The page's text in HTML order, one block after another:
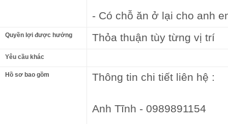
- Có chỗ ăn ở lại cho anh
Quyền lợi được hưởng Thỏa thuận tùy từng vị trí
Yêu cầu khác
Hồ sơ bao gồm Thông tin chi tiết liên hệ :
Anh Tĩnh - 0989891154